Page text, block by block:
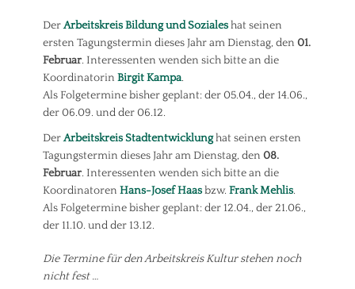
DerArbeitskreis Bildung und Sozialeshat seinen
ersten Tagungstermin dieses Jahr am Dienstag, den 01.
Februar. Interessenten wenden sich bitte an die
Koordinatorin Birgit Kampa.
Als Folgetermine bisher geplant: der 05.04., der 14.06.,
der 06.09. und der 06.12.
DerArbeitskreis Stadtentwicklunghat seinen ersten
Tagungstermin dieses Jahr am Dienstag, den 08.
Februar. Interessenten wenden sich bitte an die
Koordinatoren Hans-Josef Haasbzw. Frank Mehlis.
Als Folgetermine bisher geplant: der 12.04., der 21.06.,
der 11.10. und der 13.12.
Die Termine für den Arbeitskreis Kultur stehen noch
nicht fest …